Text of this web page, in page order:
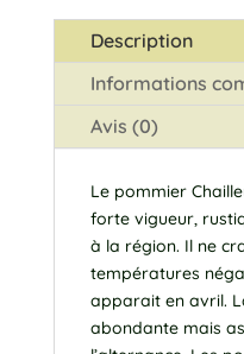
Description
Informations
Avis (0)
Le pommier
forte vigueur,
à la région. Il ne
températures
apparait en avril.
abondante mais